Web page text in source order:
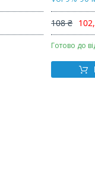
108 ₴
Готово до